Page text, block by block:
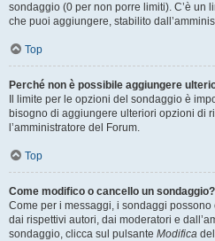
sondaggio (0 per non porre limiti). C’è un
che puoi aggiungere, stabilito
Top
Perché non è possibile aggiungere
Il limite per le opzioni del sondaggio è
bisogno di aggiungere ulteriori opzioni di
l’amministratore del Forum.
Top
Come modifico o cancello un sondaggio?
Come per i messaggi, i sondaggi
dai rispettivi autori, dai moderatori e
sondaggio, clicca sul pulsante Modifica